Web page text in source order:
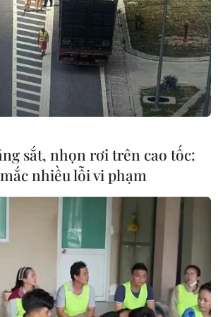
MỤC
về cơ sở nhà, đất
tại thành phố Hải
sắt, nhọn rơi trên cao tốc:
nhiều lỗi vi phạm